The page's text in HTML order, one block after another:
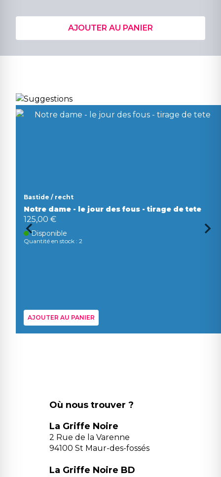
AJOUTER AU PANIER
Bastide / recht
Notre dame - le jour des fous - tirage de tete
125,00 €
Disponible
Quantité en stock : 2
AJOUTER AU PANIER
Où nous trouver ?
La Griffe Noire
2 Rue de la Varenne
94100 St Maur-des-fossés
La Griffe Noire BD